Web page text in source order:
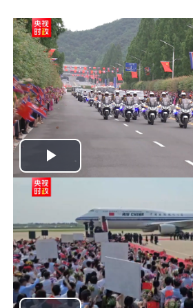
P
l
a
y
V